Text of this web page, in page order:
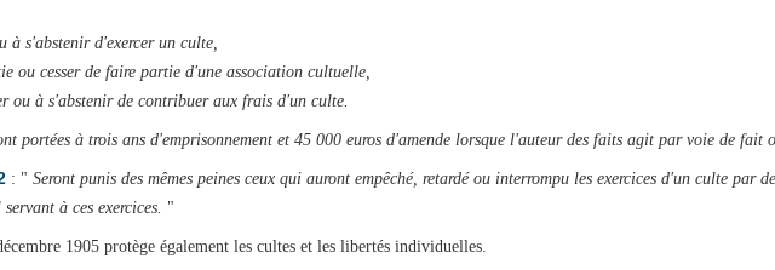
à s'abstenir d'exercer un culte,
ou cesser de faire partie d'une association cultuelle,
ou à s'abstenir de contribuer aux frais d'un culte.
portées à trois ans d'emprisonnement et 45 000 euros d'amende lorsque l'auteur des faits agit par voie de fait
: " Seront punis des mêmes peines ceux qui auront empêché, retardé ou interrompu les exercices d'un culte par
à ces exercices. "
1905 protège également les cultes et les libertés individuelles.